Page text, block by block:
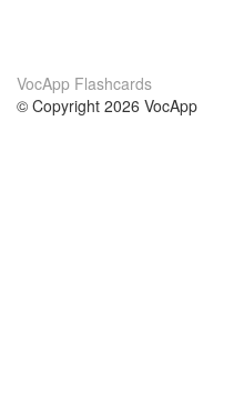
VocApp Flashcards
© Copyright 2026 VocApp